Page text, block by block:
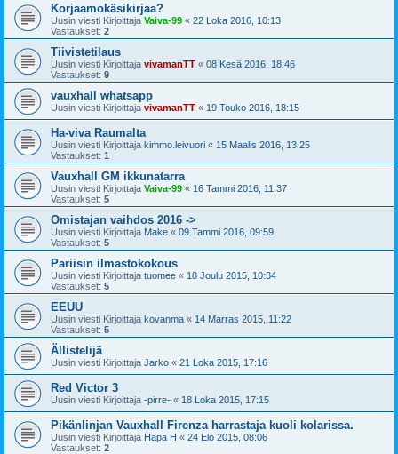
Korjaamokäsikirjaa?
Uusin viesti Kirjoittaja Vaiva-99 « 22 Loka 2016, 10:13
Vastaukset: 2
Tiivistetilaus
Uusin viesti Kirjoittaja vivamanTT « 08 Kesä 2016, 18:46
Vastaukset: 9
vauxhall whatsapp
Uusin viesti Kirjoittaja vivamanTT « 19 Touko 2016, 18:15
Ha-viva Raumalta
Uusin viesti Kirjoittaja kimmo.leivuori « 15 Maalis 2016, 13:25
Vastaukset: 1
Vauxhall GM ikkunatarra
Uusin viesti Kirjoittaja Vaiva-99 « 16 Tammi 2016, 11:37
Vastaukset: 5
Omistajan vaihdos 2016 ->
Uusin viesti Kirjoittaja Make « 09 Tammi 2016, 09:59
Vastaukset: 5
Pariisin ilmastokokous
Uusin viesti Kirjoittaja tuomee « 18 Joulu 2015, 10:34
Vastaukset: 5
EEUU
Uusin viesti Kirjoittaja kovanma « 14 Marras 2015, 11:22
Vastaukset: 5
Ällistelijä
Uusin viesti Kirjoittaja Jarko « 21 Loka 2015, 17:16
Red Victor 3
Uusin viesti Kirjoittaja -pirre- « 18 Loka 2015, 17:15
Pikänlinjan Vauxhall Firenza harrastaja kuoli kolarissa.
Uusin viesti Kirjoittaja Hapa H « 24 Elo 2015, 08:06
Vastaukset: 2